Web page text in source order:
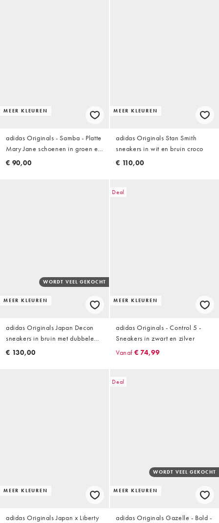
MEER KLEUREN
adidas Originals - Samba - Platte
Mary Jane schoenen in groen en
wit met rubberen zool
€ 90,00
MEER KLEUREN
adidas Originals Stan Smith
sneakers in wit en bruin croco
€ 110,00
MEER KLEUREN
WORDT VEEL GEKOCHT
adidas Originals Japan Decon
sneakers in bruin met dubbele
veters
€ 130,00
Deal
MEER KLEUREN
adidas Originals - Control 5 -
Sneakers in zwart en zilver
Vanaf € 74,99
MEER KLEUREN
adidas Originals Japan x Liberty
Deal
MEER KLEUREN
WORDT VEEL GEKOCHT
adidas Originals Gazelle - Bold -